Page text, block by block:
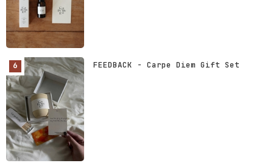
FEEDBACK - Carpe Diem Gift Set